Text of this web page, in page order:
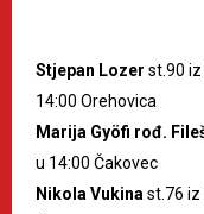
Stjepan Lozer st.90 iz
14:00 Orehovica
Marija Gyöfi rođ.
u 14:00 Čakovec
Nikola Vukinast.76 iz